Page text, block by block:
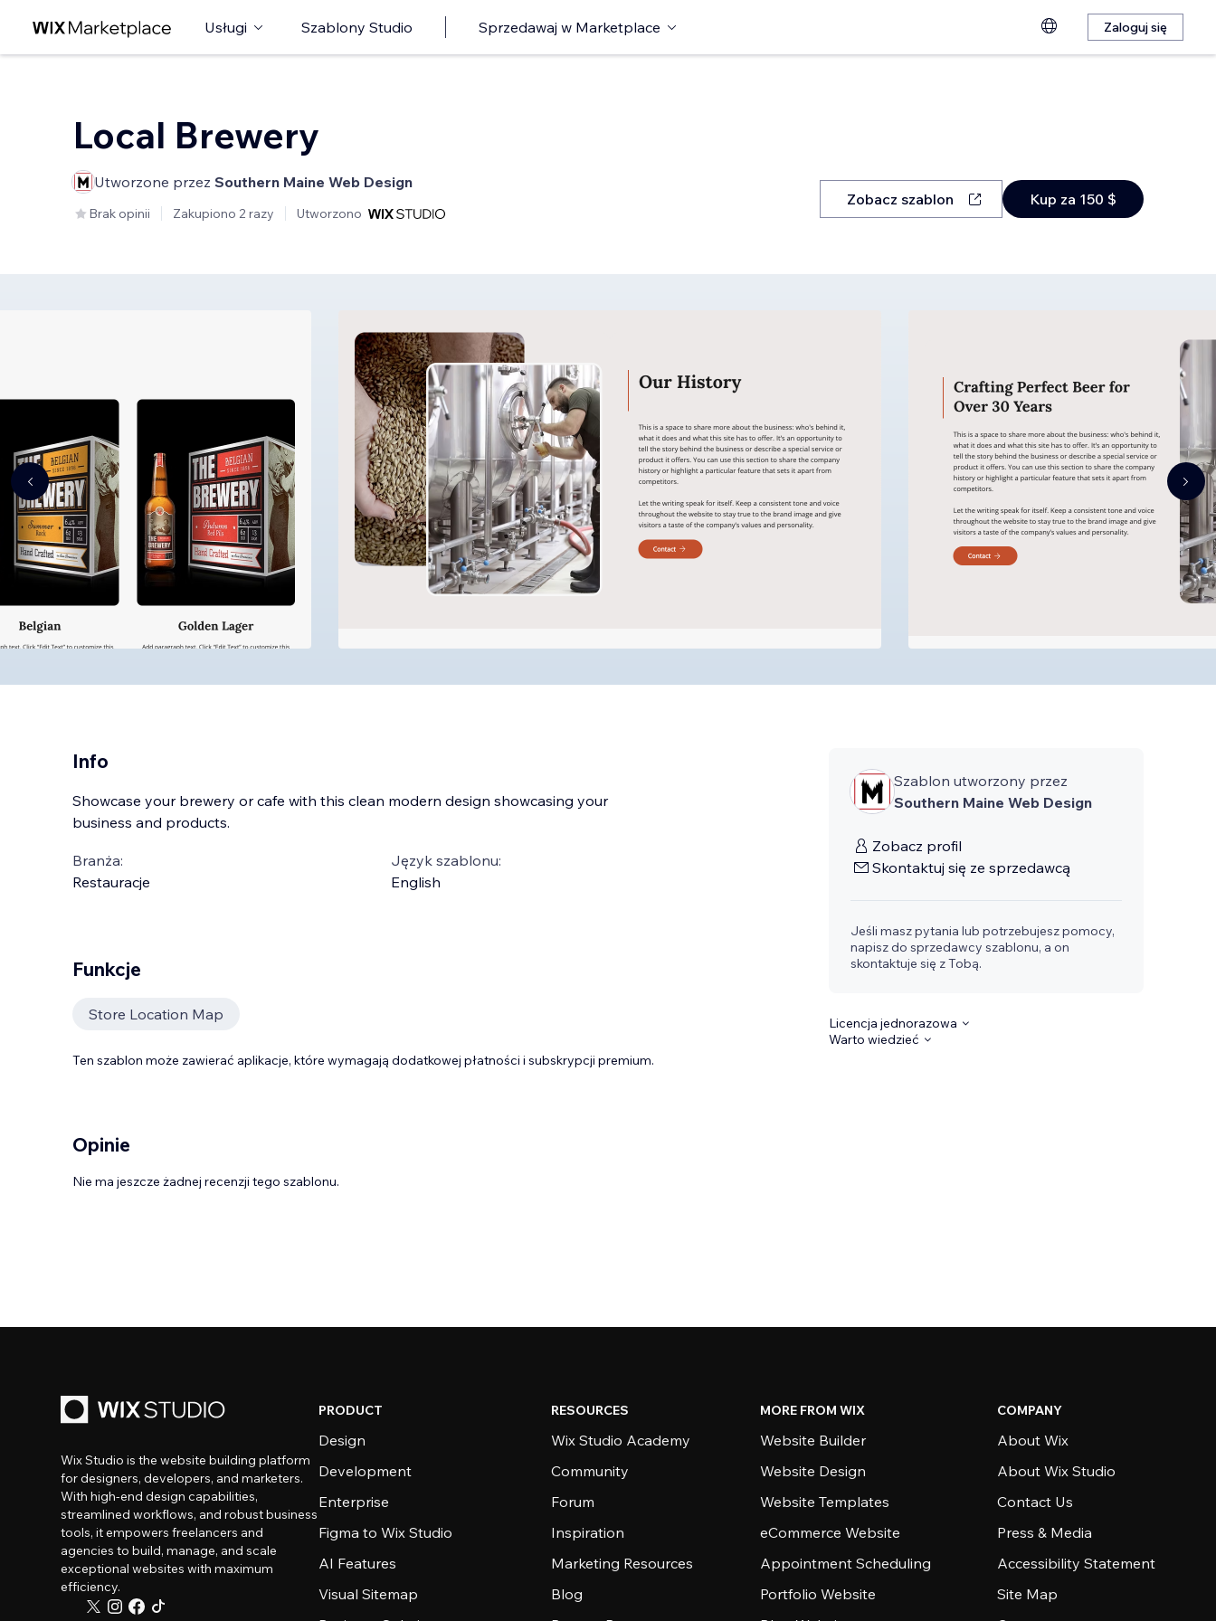
Usługi Szablony Studio Sprzedawaj w Marketplace Zaloguj się
Local Brewery
Utworzone przez Southern Maine Web Design
Brak opinii Zakupiono 2 razy Utworzono
Zobacz szablon Kup za 150 $
Info
Showcase your brewery or cafe with this clean modern design showcasing your
business and products.
Branża:
Restauracje
Język szablonu:
English
Szablon utworzony przez
Southern Maine Web Design
Zobacz profil
Skontaktuj się ze sprzedawcą
Jeśli masz pytania lub potrzebujesz pomocy,
napisz do sprzedawcy szablonu, a on
skontaktuje się z Tobą.
Licencja jednorazowa
Warto wiedzieć
Funkcje
Store Location Map
Ten szablon może zawierać aplikacje, które wymagają dodatkowej płatności i subskrypcji premium.
Opinie
Nie ma jeszcze żadnej recenzji tego szablonu.
Wix Studio is the website building platform
for designers, developers, and marketers.
With high-end design capabilities,
streamlined workflows, and robust business
tools, it empowers freelancers and
agencies to build, manage, and scale
exceptional websites with maximum
efficiency.
PRODUCT
Design
Development
Enterprise
Figma to Wix Studio
AI Features
Visual Sitemap
RESOURCES
Wix Studio Academy
Community
Forum
Inspiration
Marketing Resources
Blog
MORE FROM WIX
Website Builder
Website Design
Website Templates
eCommerce Website
Appointment Scheduling
Portfolio Website
COMPANY
About Wix
About Wix Studio
Contact Us
Press & Media
Accessibility Statement
Site Map